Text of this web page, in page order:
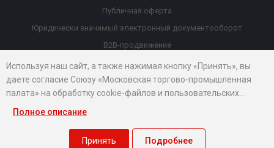
Публичная оферта
Юридически значимый электронный документооборот
B2B-продвижение
Порекомендовать компанию
Онлайн выставки
Рейтинг компаний
© 2026 Все права защищены. Правовые документы
Используя наш сайт, а также нажимая кнопку «Принять», вы
даете согласие Союзу «Московская торгово-промышленная
палата» на обработку cookie-файлов и пользовательских
данных...
Полное описание
Принять Подробнее